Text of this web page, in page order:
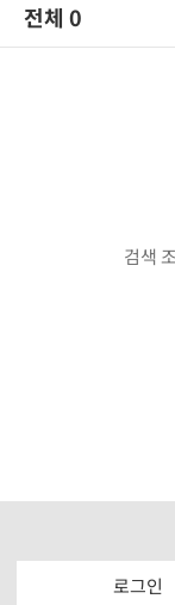
전체 0
검색
로그인